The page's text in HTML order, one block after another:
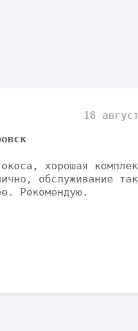
18
хорошая
обслуживание
Рекомендую.